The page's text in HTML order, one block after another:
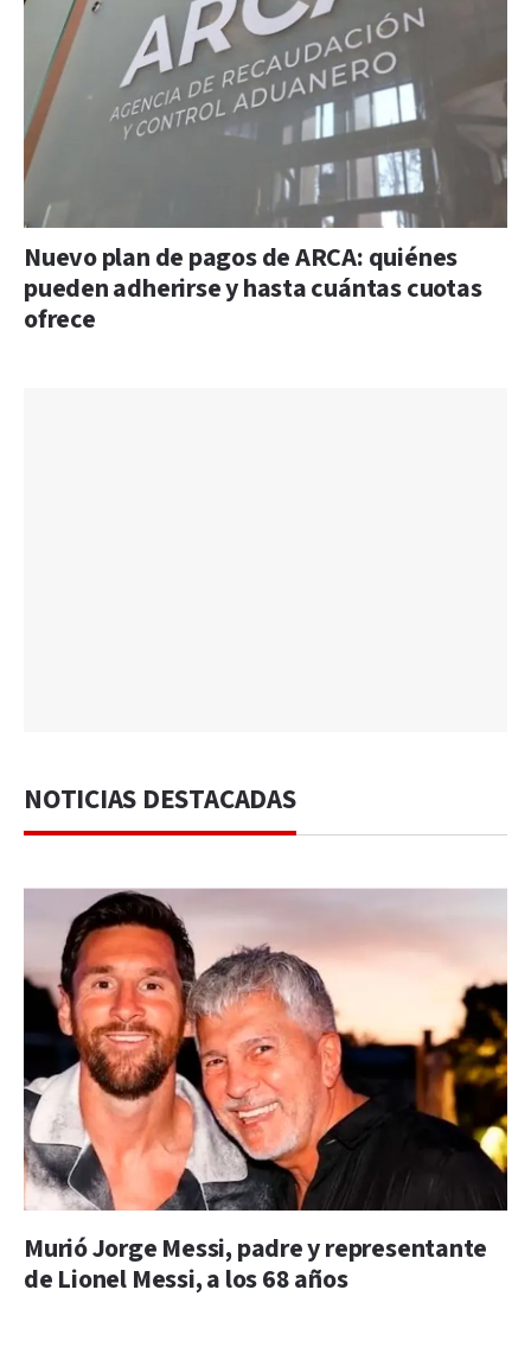
Nuevo plan de pagos de ARCA: quiénes
pueden adherirse y hasta cuántas cuotas
ofrece
NOTICIAS DESTACADAS
Murió Jorge Messi, padre y representante
de Lionel Messi, a los 68 años